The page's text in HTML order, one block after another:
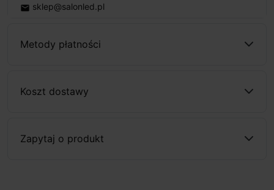
email sklep@salonled.pl
Metody płatności
Koszt dostawy
Zapytaj o produkt